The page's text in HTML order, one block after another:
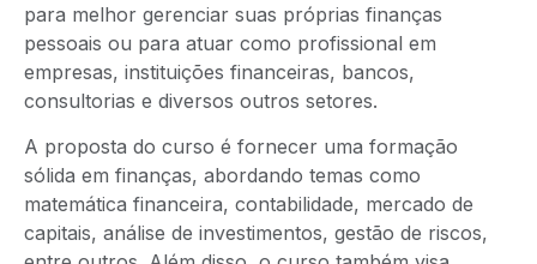
para melhor gerenciar suas próprias finanças
pessoais ou para atuar como profissional em
empresas, instituições financeiras, bancos,
consultorias e diversos outros setores.
A proposta do curso é fornecer uma formação
sólida em finanças, abordando temas como
matemática financeira, contabilidade, mercado de
capitais, análise de investimentos, gestão de riscos,